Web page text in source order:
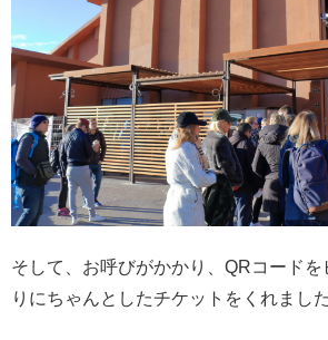
そして、お呼びがかかり、QRコード
りにちゃんとしたチケットをくれました